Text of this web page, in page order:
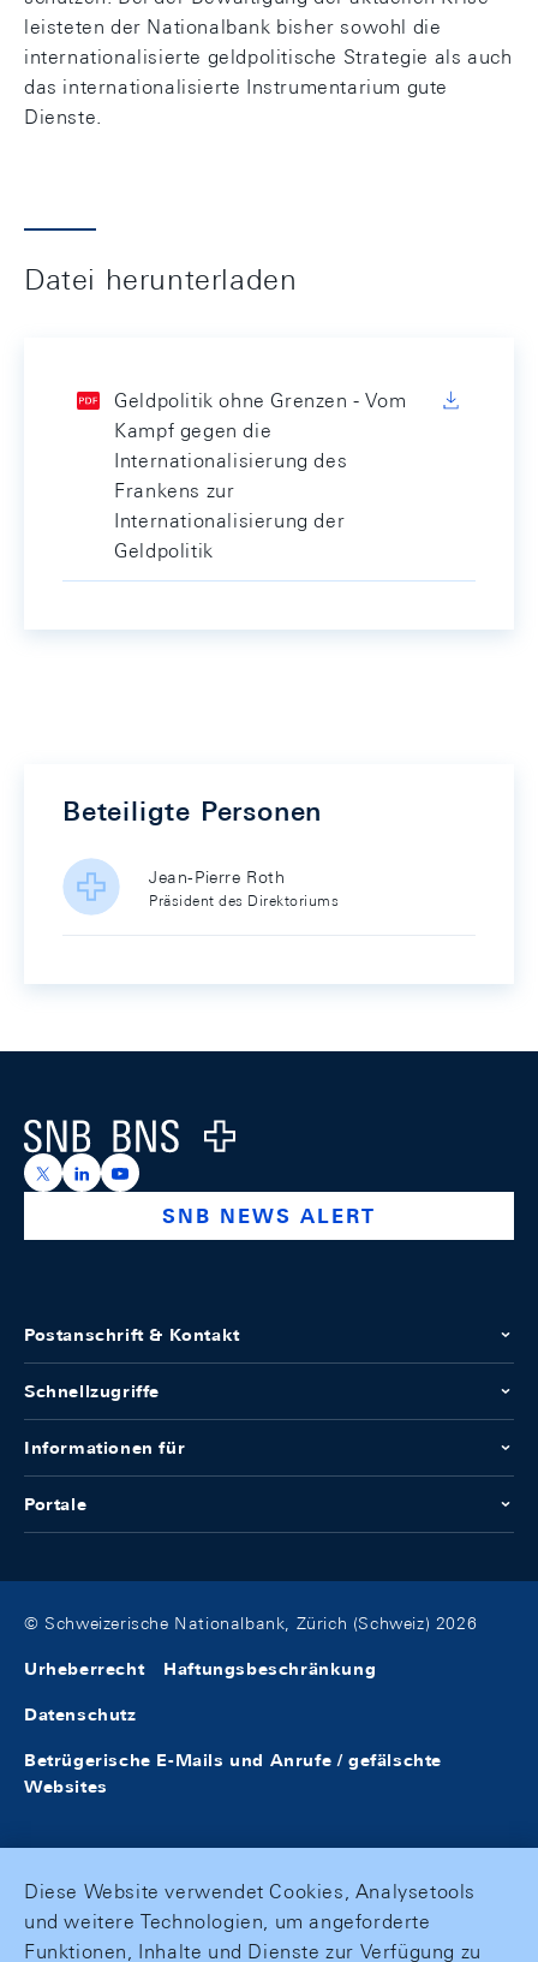
leisteten der Nationalbank bisher sowohl die
internationalisierte geldpolitische Strategie als auch
das internationalisierte Instrumentarium gute
Dienste.
Datei herunterladen
Geldpolitik ohne Grenzen - Vom
Kampf gegen die
Internationalisierung des
Frankens zur
Internationalisierung der
Geldpolitik
Beteiligte Personen
Jean-Pierre Roth
Präsident des Direktoriums
Logo
https://x.com/snb_bns
https://ch.linkedin.com/company/swiss-national-
https://www.youtube.com/@swissnationalbank
SNB NEWS ALERT
Postanschrift & Kontakt
Schnellzugriffe
Informationen für
Portale
© Schweizerische Nationalbank, Zürich (Schweiz) 2026
Urheberrecht Haftungsbeschränkung
Datenschutz
Betrügerische E-Mails und Anrufe / gefälschte
Websites
Diese Website verwendet Cookies, Analysetools
und weitere Technologien, um angeforderte
Funktionen, Inhalte und Dienste zur Verfügung zu